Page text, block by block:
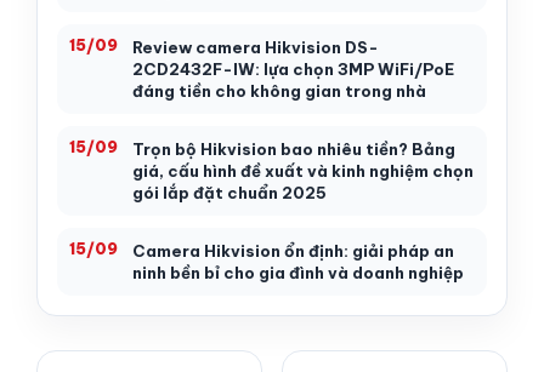
15/09
Review camera Hikvision DS-
2CD2432F-IW: lựa chọn 3MP WiFi/PoE
đáng tiền cho không gian trong nhà
15/09
Trọn bộ Hikvision bao nhiêu tiền? Bảng
giá, cấu hình đề xuất và kinh nghiệm chọn
gói lắp đặt chuẩn 2025
15/09
Camera Hikvision ổn định: giải pháp an
ninh bền bỉ cho gia đình và doanh nghiệp